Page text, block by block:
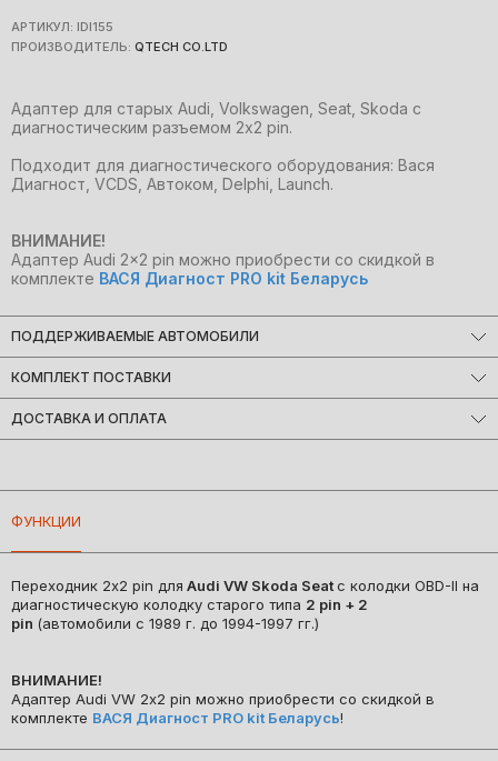
Адаптер для старых Audi, Volkswagen, Seat, Skoda с
диагностическим разъемом 2х2 pin.
Подходит для диагностического оборудования: Вася
Диагност, VCDS, Автоком, Delphi, Launch.
ВНИМАНИЕ!
Адаптер Audi 2x2 pin можно приобрести со скидкой в
комплекте ВАСЯ Диагност PRO kit Беларусь
ПОДДЕРЖИВАЕМЫЕ АВТОМОБИЛИ
Audi/VW
(автомобили c 1989 г. до 1994-1997 гг.)
КОМПЛЕКТ ПОСТАВКИ
• переходник 2х2 pin для Audi до 1996 г.в.
ДОСТАВКА И ОПЛАТА
Примерные сроки доставки:
• Страны Европы и СНГ от 5 рабочих дней
(Сроки могут изменяться в зависимости от работы транспортных
служб)
Оплачивайте так, как вам удобно:
• Онлайн-банкинг Visa, Mastercard, МИР, СБП, Сбербанк,
• Безналичный расчёт для юр.лиц
АРТИКУЛ: IDI155
ПРОИЗВОДИТЕЛЬ: QTECH CO.LTD
ФУНКЦИИ
Переходник 2x2 pin для Audi VW Skoda Seatс колодки OBD-II на
диагностическую колодку старого типа 2 pin + 2
pin (автомобили c 1989 г. до 1994-1997 гг.)
ВНИМАНИЕ!
Адаптер Audi VW 2х2 pin можно приобрести со скидкой в
комплекте ВАСЯ Диагност PRO kit Беларусь!